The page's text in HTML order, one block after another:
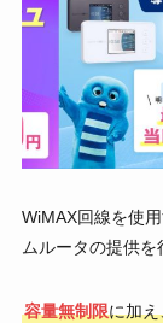
WiMAX回線を使
ムルータの提供を
容量無制限に加